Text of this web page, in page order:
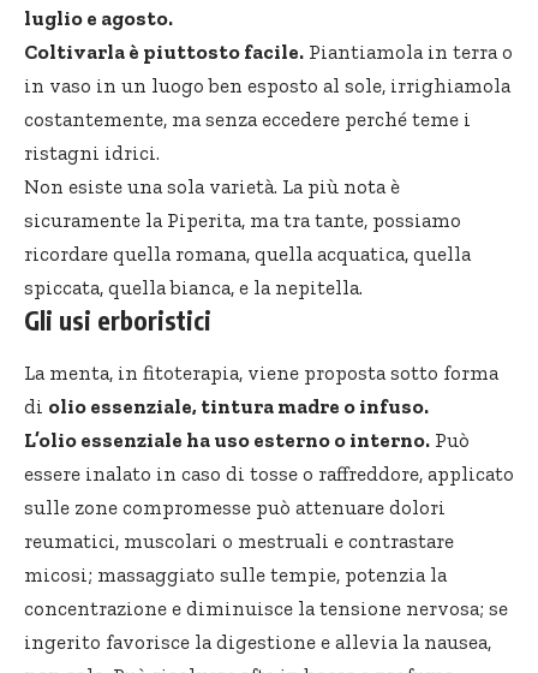
luglio e agosto.
Coltivarla è piuttosto facile. Piantiamola in terra o
in vaso in un luogo ben esposto al sole, irrighiamola
costantemente, ma senza eccedere perché teme i
ristagni idrici.
Non esiste una sola varietà. La più nota è
sicuramente la Piperita, ma tra tante, possiamo
ricordare quella romana, quella acquatica, quella
spiccata, quella bianca, e la nepitella.
Gli usi erboristici
La menta, in fitoterapia, viene proposta sotto forma
di olio essenziale, tintura madre o infuso.
L’olio essenziale ha uso esterno o interno. Può
essere inalato in caso di tosse o raffreddore, applicato
sulle zone compromesse può attenuare dolori
reumatici, muscolari o mestruali e contrastare
micosi; massaggiato sulle tempie, potenzia la
concentrazione e diminuisce la tensione nervosa; se
ingerito favorisce la digestione e allevia la nausea,